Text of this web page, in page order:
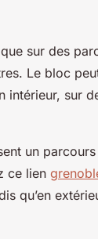
sur des
Le bloc
intérieur, sur
un
ce lien
qu’en